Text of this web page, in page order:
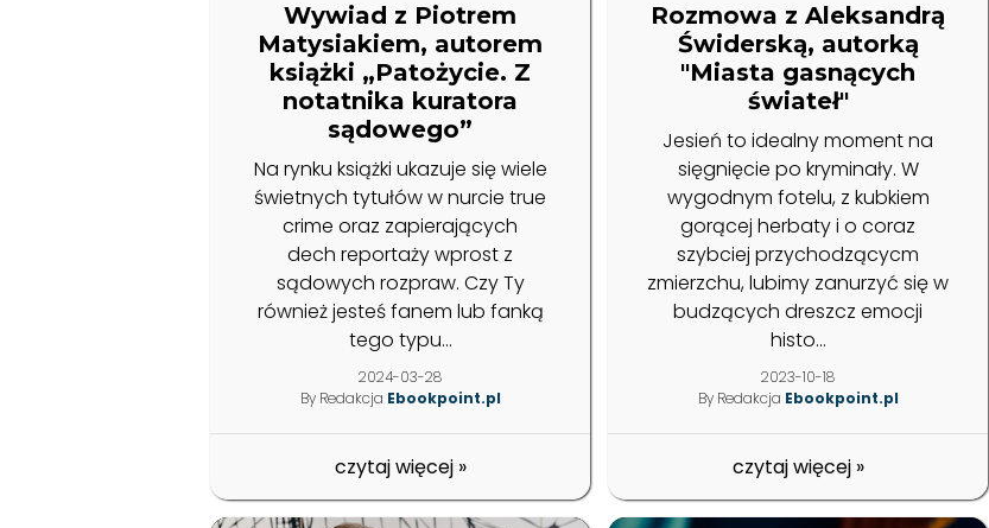
Wywiad z Piotrem
Matysiakiem, autorem
książki „Patożycie. Z
notatnika kuratora
sądowego”
Na rynku książki ukazuje się wiele
świetnych tytułów w nurcie true
crime oraz zapierających
dech reportaży wprost z
sądowych rozpraw. Czy Ty
również jesteś fanem lub fanką
tego typu...
2024-03-28
By Redakcja Ebookpoint.pl
czytaj więcej »
Rozmowa z Aleksandrą
Świderską, autorką
"Miasta gasnących
świateł"
Jesień to idealny moment na
sięgnięcie po kryminały. W
wygodnym fotelu, z kubkiem
gorącej herbaty i o coraz
szybciej przychodzącycm
zmierzchu, lubimy zanurzyć się w
budzących dreszcz emocji
histo...
2023-10-18
By Redakcja Ebookpoint.pl
czytaj więcej »